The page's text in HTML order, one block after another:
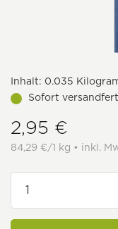
Inhalt: 0.035
Sofort
2,95 €
84,29 €/1 kg • inkl.